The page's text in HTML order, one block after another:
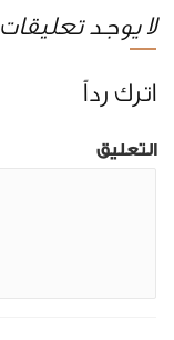
لا يوجد تعليقات
اترك رداً
التعليق